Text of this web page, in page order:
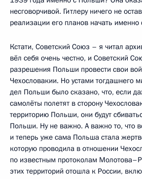
несговорчивой. Гитлеру ничего не
реализации его планов начать
Кстати, Советский Союз – я читал
вёл себя очень честно, и Советский
разрешения Польши провести свои
Чехословакии. Но устами тогдашнего
дел Польши было сказано, что, если
самолёты полетят в сторону
территорию Польши, они будут
Польши. Ну не важно. А важно то, что
и теперь уже сама Польша стала
которую проводила в отношении
по известным протоколам
этих территорий отошла к России,